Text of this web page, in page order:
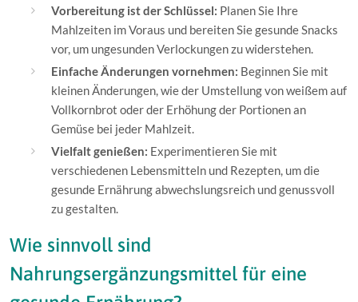
Vorbereitung ist der Schlüssel: Planen Sie Ihre
Mahlzeiten im Voraus und bereiten Sie gesunde Snacks
vor, um ungesunden Verlockungen zu widerstehen.
Einfache Änderungen vornehmen: Beginnen Sie mit
kleinen Änderungen, wie der Umstellung von weißem auf
Vollkornbrot oder der Erhöhung der Portionen an
Gemüse bei jeder Mahlzeit.
Vielfalt genießen: Experimentieren Sie mit
verschiedenen Lebensmitteln und Rezepten, um die
gesunde Ernährung abwechslungsreich und genussvoll
zu gestalten.
Wie sinnvoll sind
Nahrungsergänzungsmittel für eine